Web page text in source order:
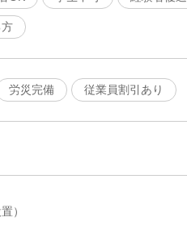
労災完備 従業員割引あり
）